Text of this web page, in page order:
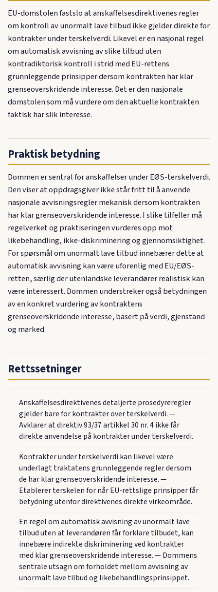
EU-domstolen fastslo at anskaffelsesdirektivenes regler
om kontroll av unormalt lave tilbud ikke gjelder direkte for
kontrakter under terskelverdi. Likevel er en nasjonal regel
om automatisk avvisning av slike tilbud uten
kontradiktorisk kontroll i strid med EU-rettens
grunnleggende prinsipper dersom kontrakten har klar
grenseoverskridende interesse. Det er den nasjonale
domstolen som må vurdere om den aktuelle kontrakten
faktisk har slik interesse.
Praktisk betydning
Dommen er sentral for anskaffelser under EØS-terskelverdi.
Den viser at oppdragsgiver ikke står fritt til å anvende
nasjonale avvisningsregler mekanisk dersom kontrakten
har klar grenseoverskridende interesse. I slike tilfeller må
regelverket og praktiseringen vurderes opp mot
likebehandling, ikke-diskriminering og gjennomsiktighet.
For spørsmål om unormalt lave tilbud innebærer dette at
automatisk avvisning kan være uforenlig med EU/EØS-
retten, særlig der utenlandske leverandører realistisk kan
være interessert. Dommen understreker også betydningen
av en konkret vurdering av kontraktens
grenseoverskridende interesse, basert på verdi, gjenstand
og marked.
Rettssetninger
Anskaffelsesdirektivenes detaljerte prosedyreregler
gjelder bare for kontrakter over terskelverdi. —
Avklarer at direktiv 93/37 artikkel 30 nr. 4 ikke får
direkte anvendelse på kontrakter under terskelverdi.
Kontrakter under terskelverdi kan likevel være
underlagt traktatens grunnleggende regler dersom
de har klar grenseoverskridende interesse. —
Etablerer terskelen for når EU-rettslige prinsipper får
betydning utenfor direktivenes direkte virkeområde.
En regel om automatisk avvisning av unormalt lave
tilbud uten at leverandøren får forklare tilbudet, kan
innebære indirekte diskriminering ved kontrakter
med klar grenseoverskridende interesse. — Dommens
sentrale utsagn om forholdet mellom avvisning av
unormalt lave tilbud og likebehandlingsprinsippet.